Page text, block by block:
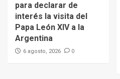
para declarar de
interés la visita del
Papa León XIV a la
Argentina
6 agosto, 2026 0